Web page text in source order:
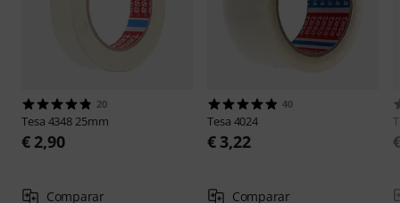
20
Tesa 4348 25mm
€ 2,90
Comparar
40
Tesa 4024
€ 3,22
Comparar